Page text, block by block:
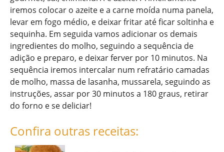
iremos colocar o azeite e a carne moída numa panela,
levar em fogo médio, e deixar fritar até ficar soltinha e
sequinha. Em seguida vamos adicionar os demais
ingredientes do molho, seguindo a sequência de
adição e preparo, e deixar ferver por 10 minutos. Na
sequência iremos intercalar num refratário camadas
de molho, massa de lasanha, mussarela, seguindo as
instruções, assar por 30 minutos a 180 graus, retirar
do forno e se deliciar!
Confira outras receitas: